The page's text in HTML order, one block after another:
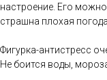
настроение. Его
страшна плохая
Фигурка-антистресс
Не боится воды,